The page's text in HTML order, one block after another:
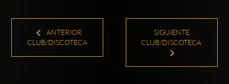
ANTERIOR
CLUB/DISCOTECA
SIGUIENTE
CLUB/DISCOTECA